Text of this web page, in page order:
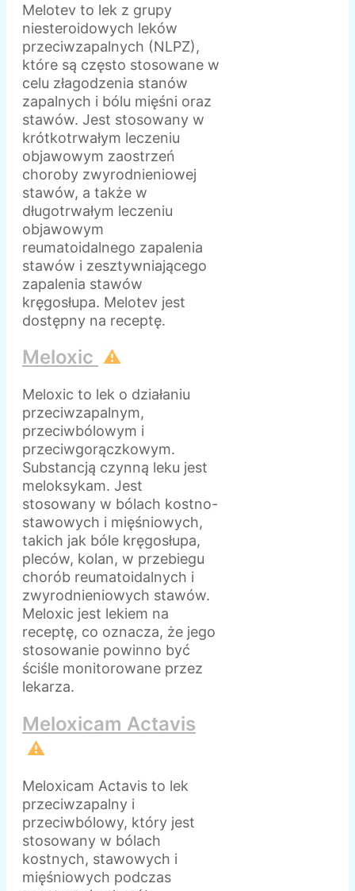
Melotev to lek z grupy
niesteroidowych leków
przeciwzapalnych (NLPZ),
które są często stosowane w
celu złagodzenia stanów
zapalnych i bólu mięśni oraz
stawów. Jest stosowany w
krótkotrwałym leczeniu
objawowym zaostrzeń
choroby zwyrodnieniowej
stawów, a także w
długotrwałym leczeniu
objawowym
reumatoidalnego zapalenia
stawów i zesztywniającego
zapalenia stawów
kręgosłupa. Melotev jest
dostępny na receptę.
Meloxic ⚠️
Meloxic to lek o działaniu
przeciwzapalnym,
przeciwbólowym i
przeciwgorączkowym.
Substancją czynną leku jest
meloksykam. Jest
stosowany w bólach kostno-
stawowych i mięśniowych,
takich jak bóle kręgosłupa,
pleców, kolan, w przebiegu
chorób reumatoidalnych i
zwyrodnieniowych stawów.
Meloxic jest lekiem na
receptę, co oznacza, że jego
stosowanie powinno być
ściśle monitorowane przez
lekarza.
Meloxicam Actavis
⚠️
Meloxicam Actavis to lek
przeciwzapalny i
przeciwbólowy, który jest
stosowany w bólach
kostnych, stawowych i
mięśniowych podczas